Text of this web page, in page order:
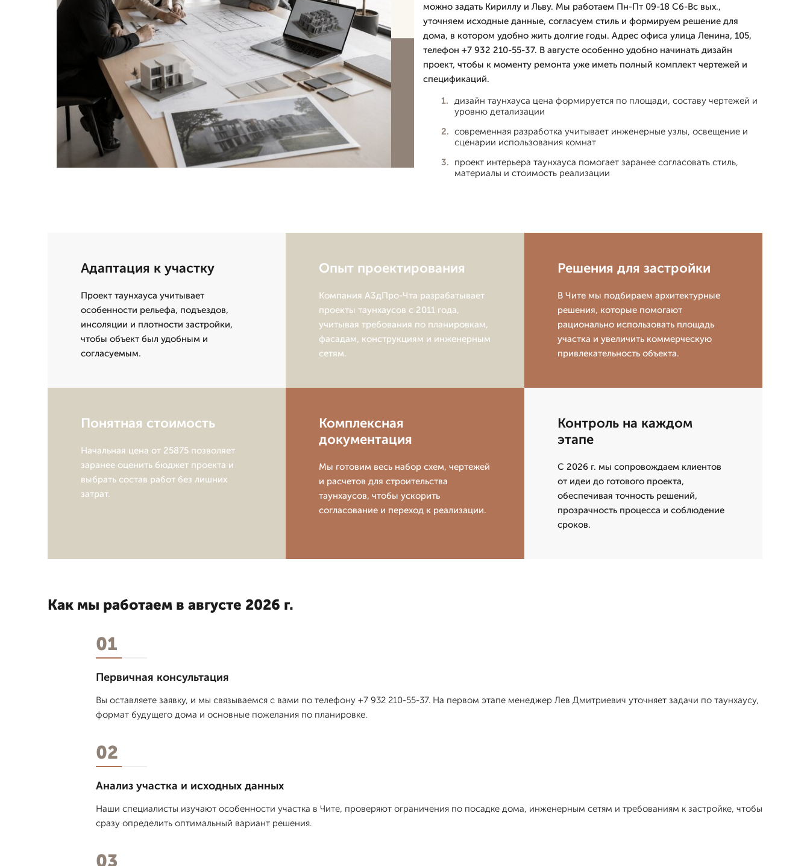
можно задать Кириллу и Льву. Мы работаем Пн-Пт 09-18 Сб-Вс вых.,
уточняем исходные данные, согласуем стиль и формируем решение для
дома, в котором удобно жить долгие годы. Адрес офиса улица Ленина, 105,
телефон +7 932 210-55-37. В августе особенно удобно начинать дизайн
проект, чтобы к моменту ремонта уже иметь полный комплект чертежей и
спецификаций.
дизайн таунхауса цена формируется по площади, составу чертежей и
уровню детализации
современная разработка учитывает инженерные узлы, освещение и
сценарии использования комнат
проект интерьера таунхауса помогает заранее согласовать стиль,
материалы и стоимость реализации
Адаптация к участку
Проект таунхауса учитывает
особенности рельефа, подъездов,
инсоляции и плотности застройки,
чтобы объект был удобным и
согласуемым.
Опыт проектирования
Компания А3дПро-Чта разрабатывает
проекты таунхаусов с 2011 года,
учитывая требования по планировкам,
фасадам, конструкциям и инженерным
сетям.
Решения для застройки
В Чите мы подбираем архитектурные
решения, которые помогают
рационально использовать площадь
участка и увеличить коммерческую
привлекательность объекта.
Понятная стоимость
Начальная цена от 25875 позволяет
заранее оценить бюджет проекта и
выбрать состав работ без лишних
затрат.
Комплексная
документация
Мы готовим весь набор схем, чертежей
и расчетов для строительства
таунхаусов, чтобы ускорить
согласование и переход к реализации.
Контроль на каждом
этапе
С 2026 г. мы сопровождаем клиентов
от идеи до готового проекта,
обеспечивая точность решений,
прозрачность процесса и соблюдение
сроков.
Как мы работаем в августе 2026 г.
01
Первичная консультация
Вы оставляете заявку, и мы связываемся с вами по телефону +7 932 210-55-37. На первом этапе менеджер Лев Дмитpиевич уточняет задачи по таунхаусу,
формат будущего дома и основные пожелания по планировке.
02
Анализ участка и исходных данных
Наши специалисты изучают особенности участка в Чите, проверяют ограничения по посадке дома, инженерным сетям и требованиям к застройке, чтобы
сразу определить оптимальный вариант решения.
03